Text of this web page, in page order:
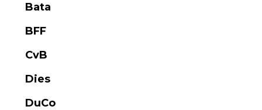
Bata
BFF
CvB
Dies
DuCo